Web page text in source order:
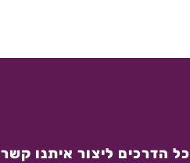
כל הדרכים ליצור איתנו קשר